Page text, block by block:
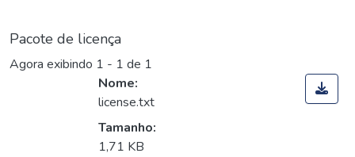
Pacote de licença
Agora exibindo 1 - 1 de 1
Nome:
license.txt
Tamanho:
1,71 KB